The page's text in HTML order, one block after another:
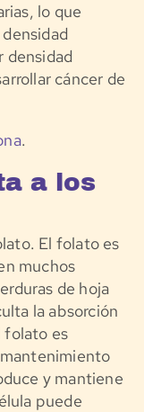
lo que
densidad
cáncer de
.
a los
El folato es
muchos
de hoja
la absorción
folato es
y mantiene
puede